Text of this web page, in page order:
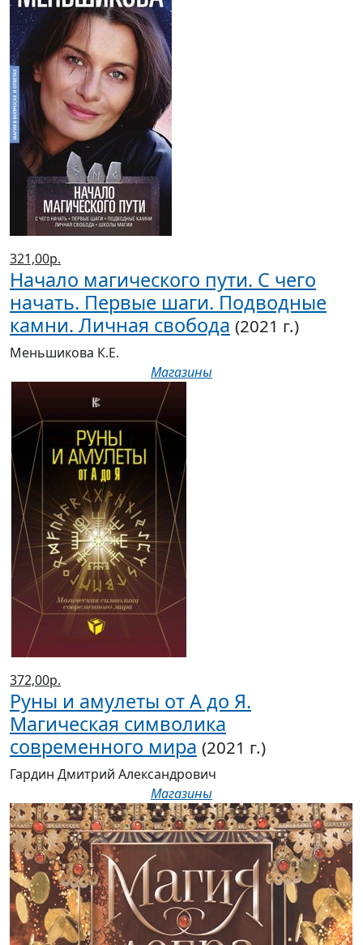
321,00р.
Начало магического пути. С чего
начать. Первые шаги. Подводные
камни. Личная свобода (2021 г.)
Меньшикова К.Е.
Магазины
372,00р.
Руны и амулеты от А до Я.
Магическая символика
современного мира (2021 г.)
Гардин Дмитрий Александрович
Магазины